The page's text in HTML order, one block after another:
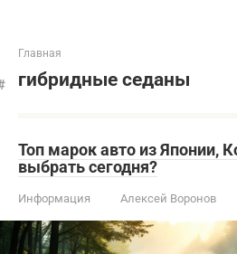
Главная
гибридные седаны
Топ марок авто из Японии,
выбрать сегодня?
Информация Алексей Воронов